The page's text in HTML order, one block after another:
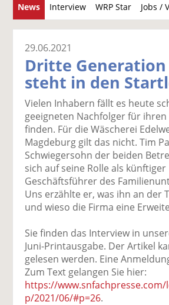
News Interview WRP Star Jobs /
29.06.2021
Dritte Generation
steht in den
Vielen Inhabern fällt es heute
geeigneten Nachfolger für ihren
finden. Für die Wäscherei
Magdeburg gilt das nicht. Tim
Schwiegersohn der beiden
sich auf seine Rolle als künftiger
Geschäftsführer des
Uns erzählte er, was ihn an der
und wieso die Firma eine
Sie finden das Interview in
Juni-Printausgabe. Der Artikel
gelesen werden. Eine
Zum Text gelangen Sie hier:
https://
p/2021/06/#p=26.